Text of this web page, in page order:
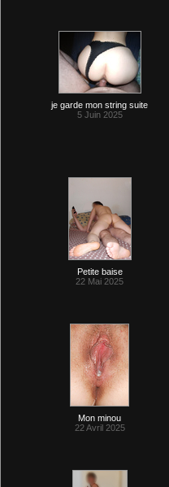
je garde mon string suite
5 Juin 2025
Petite baise
22 Mai 2025
Mon minou
22 Avril 2025